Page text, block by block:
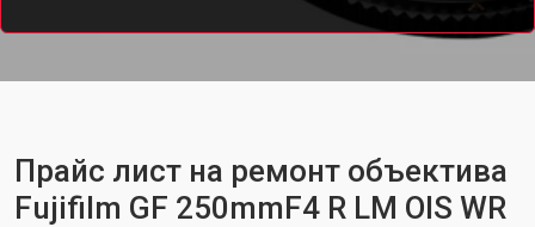
Прайс лист на ремонт объектива
Fujifilm GF 250mmF4 R LM OIS WR